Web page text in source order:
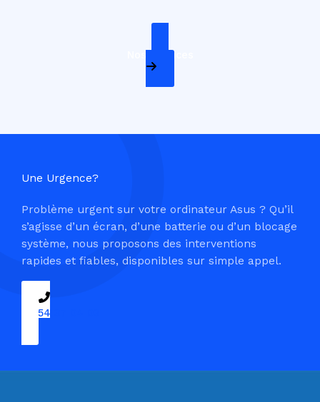
Nos Services
Une Urgence?
Problème urgent sur votre ordinateur Asus ? Qu’il
s’agisse d’un écran, d’une batterie ou d’un blocage
système, nous proposons des interventions
rapides et fiables, disponibles sur simple appel.
09 54 37 04 03